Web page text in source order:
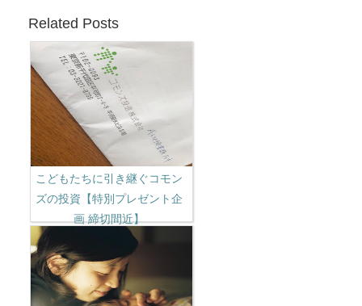
Related Posts
こどもたちに引き継ぐコモン
ズの投資【特別プレゼント企
画 締切間近】